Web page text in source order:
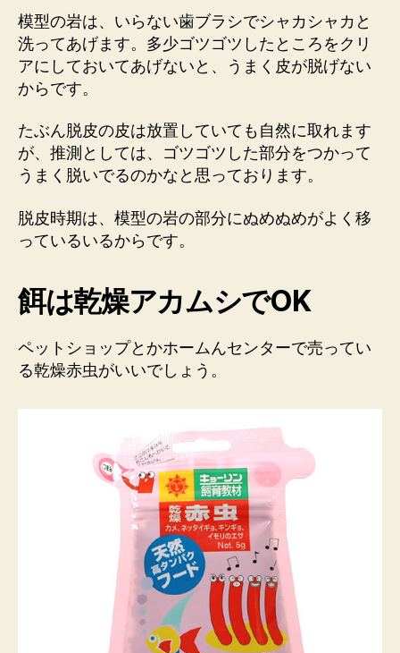
模型の岩は、いらない歯ブラシでシャカシャカと
洗ってあげます。多少ゴツゴツしたところをクリ
アにしておいてあげないと、うまく皮が脱げない
からです。
たぶん脱皮の皮は放置していても自然に取れます
が、推測としては、ゴツゴツした部分をつかって
うまく脱いでるのかなと思っております。
脱皮時期は、模型の岩の部分にぬめぬめがよく移
っているいるからです。
餌は乾燥アカムシでOK
ペットショップとかホームんセンターで売ってい
る乾燥赤虫がいいでしょう。